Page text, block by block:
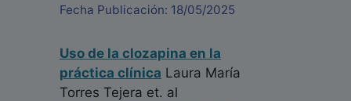
Fecha Publicación: 18/05/2025
Uso de la clozapina en la
práctica clínica Laura María
Torres Tejera et. al